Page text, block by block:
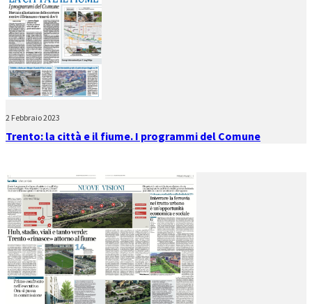
2 Febbraio 2023
Trento: la città e il fiume. I programmi del Comune